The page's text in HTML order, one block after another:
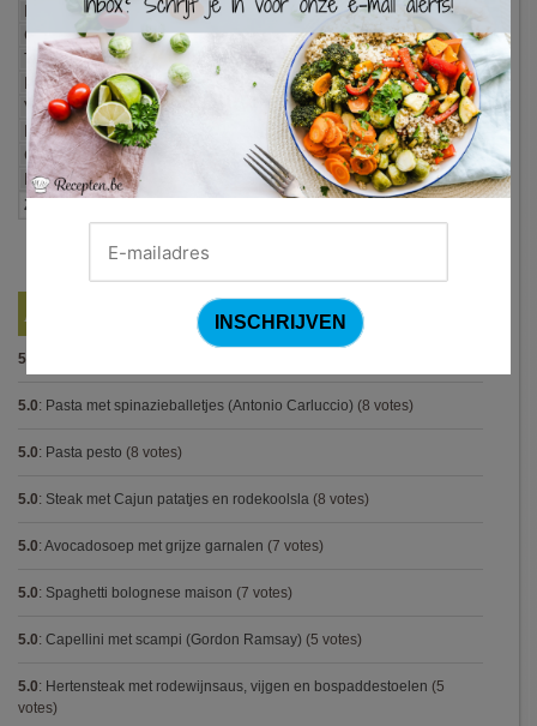
Best Beoordeelde Recepten
5.0
5.0: Pasta met spinazieballetjes (Antonio Carluccio) (8 votes)
5.0: Pasta pesto (8 votes)
5.0: Steak met Cajun patatjes en rodekoolsla (8 votes)
5.0: Avocadosoep met grijze garnalen (7 votes)
5.0: Spaghetti bolognese maison (7 votes)
5.0: Capellini met scampi (Gordon Ramsay) (5 votes)
5.0: Hertensteak met rodewijnsaus, vijgen en bospaddestoelen (5
votes)